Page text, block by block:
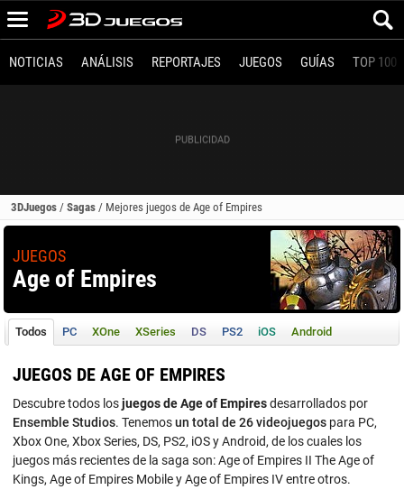
NOTICIAS ANÁLISIS REPORTAJES JUEGOS GUÍAS TOP 100
3DJuegos / Sagas / Mejores juegos de Age of Empires
JUEGOS
Age of Empires
Todos PC XOne XSeries DS PS2 iOS Android
JUEGOS DE AGE OF EMPIRES
Descubre todos losjuegos de Age of Empiresdesarrollados por
Ensemble Studios. Tenemosun total de 26 videojuegos para PC,
Xbox One, Xbox Series, DS, PS2, iOS y Android, de los cuales los
juegos más recientes de la saga son: Age of Empires II The Age of
Kings, Age of Empires Mobile y Age of Empires IV entre otros.